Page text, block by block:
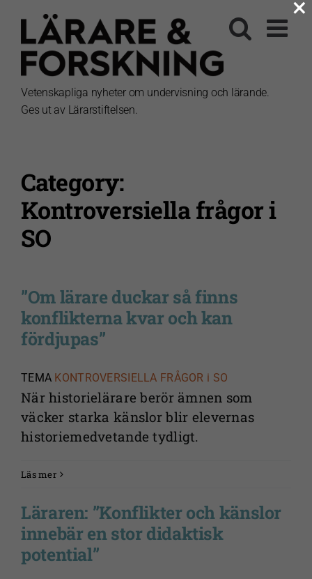
innehållet
Vetenskapliga nyheter om undervisning och lärande.
Ges ut av Lärarstiftelsen.
Category:
Kontroversiella frågor i
SO
”Om lärare duckar så finns
konflikterna kvar och kan
fördjupas”
TEMA KONTROVERSIELLA FRÅGOR i SO
När historielärare berör ämnen som
väcker starka känslor blir elevernas
historiemedvetande tydligt.
Läs mer
Läraren: ”Konflikter och känslor
innebär en stor didaktisk
potential”